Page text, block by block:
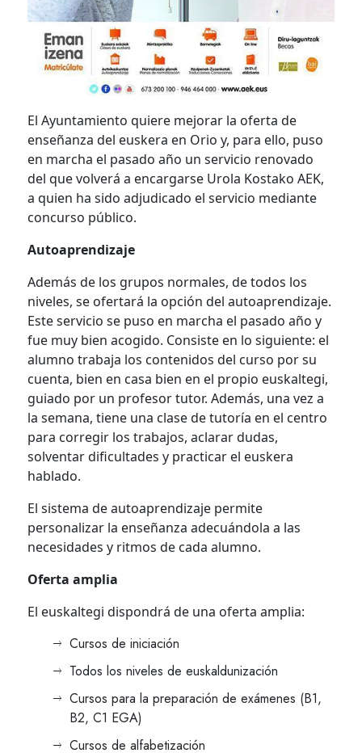
El Ayuntamiento quiere mejorar la oferta de
enseñanza del euskera en Orio y, para ello, puso
en marcha el pasado año un servicio renovado
del que volverá a encargarse Urola Kostako AEK,
a quien ha sido adjudicado el servicio mediante
concurso público.
Autoaprendizaje
Además de los grupos normales, de todos los
niveles, se ofertará la opción del autoaprendizaje.
Este servicio se puso en marcha el pasado año y
fue muy bien acogido. Consiste en lo siguiente: el
alumno trabaja los contenidos del curso por su
cuenta, bien en casa bien en el propio euskaltegi,
guiado por un profesor tutor. Además, una vez a
la semana, tiene una clase de tutoría en el centro
para corregir los trabajos, aclarar dudas,
solventar dificultades y practicar el euskera
hablado.
El sistema de autoaprendizaje permite
personalizar la enseñanza adecuándola a las
necesidades y ritmos de cada alumno.
Oferta amplia
El euskaltegi dispondrá de una oferta amplia:
Cursos de iniciación
Todos los niveles de euskaldunización
Cursos para la preparación de exámenes (B1,
B2, C1 EGA)
Cursos de alfabetización